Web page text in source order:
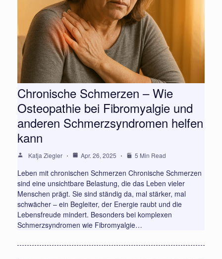
Chronische Schmerzen – Wie
Osteopathie bei Fibromyalgie und
anderen Schmerzsyndromen helfen
kann
Katja Ziegler Apr. 26, 2025 5 Min Read
Leben mit chronischen Schmerzen Chronische Schmerzen
sind eine unsichtbare Belastung, die das Leben vieler
Menschen prägt. Sie sind ständig da, mal stärker, mal
schwächer – ein Begleiter, der Energie raubt und die
Lebensfreude mindert. Besonders bei komplexen
Schmerzsyndromen wie Fibromyalgie…